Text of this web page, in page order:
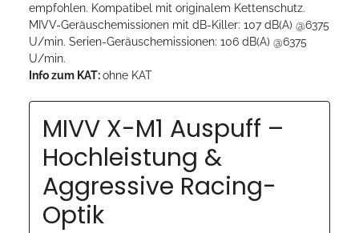
empfohlen. Kompatibel mit originalem Kettenschutz.
MIVV-Geräuschemissionen mit dB-Killer: 107 dB(A) @6375
U/min. Serien-Geräuschemissionen: 106 dB(A) @6375
U/min.
Info zum KAT:ohne KAT
MIVV X-M1 Auspuff –
Hochleistung &
Aggressive Racing-
Optik